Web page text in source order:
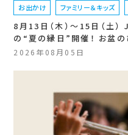
お出かけ ファミリー＆キッズ
8月13日（木）〜15日（土
の“夏の縁日”開催！ お盆の
2026年08月05日